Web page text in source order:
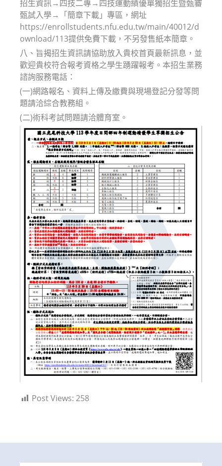
招生資訊→四技二專→四技運動績優單獨招生暨甄審
甄試入學→「簡章下載」專區，網址
https://enrollstudents.nfu.edu.tw/main/40012/d
ownload/113提供免費下載，不另發售紙本簡章。
八、旨揭招生資訊請協助放入貴校首頁最新訊息，並
歡迎貴校符合報考資格之學生踴躍報考。本招生業務
諮詢服務電話：
(一)網路報名、資料上傳及繳費與現場登記分發等問
題請洽綜合教務組。
(二)術科考試問題請洽體育室。
Post Views: 258